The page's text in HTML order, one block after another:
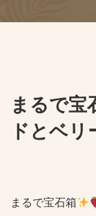
まるで宝
ドとベリ
まるで宝石箱